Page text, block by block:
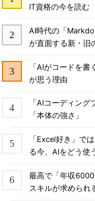
IT資格の今を読む
AI時代の「
が直面する新・旧
「AIがコードを
が思う理由
「AIコーディン
「本体の強さ」
「Excel好き」で
る今、AIをどう使
最高で「年収
スキルが求められ